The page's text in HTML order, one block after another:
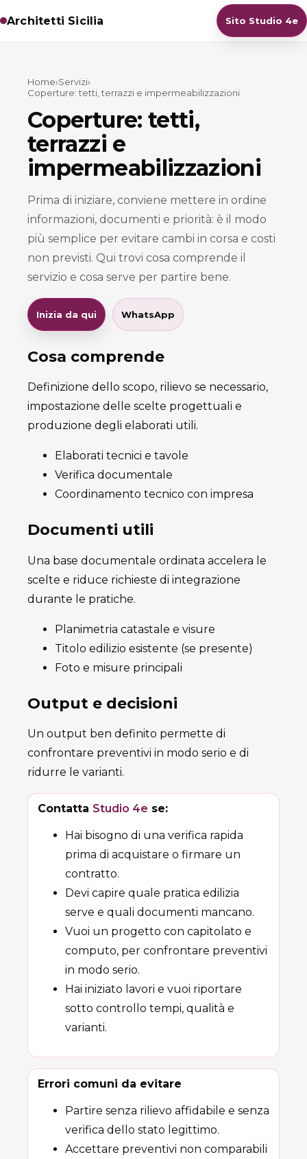
Architetti Sicilia Sito Studio 4e
Home›Servizi›
Coperture: tetti, terrazzi e impermeabilizzazioni
Coperture: tetti,
terrazzi e
impermeabilizzazioni
Prima di iniziare, conviene mettere in ordine
informazioni, documenti e priorità: è il modo
più semplice per evitare cambi in corsa e costi
non previsti. Qui trovi cosa comprende il
servizio e cosa serve per partire bene.
Inizia da qui WhatsApp
Cosa comprende
Definizione dello scopo, rilievo se necessario,
impostazione delle scelte progettuali e
produzione degli elaborati utili.
Elaborati tecnici e tavole
Verifica documentale
Coordinamento tecnico con impresa
Documenti utili
Una base documentale ordinata accelera le
scelte e riduce richieste di integrazione
durante le pratiche.
Planimetria catastale e visure
Titolo edilizio esistente (se presente)
Foto e misure principali
Output e decisioni
Un output ben definito permette di
confrontare preventivi in modo serio e di
ridurre le varianti.
Contatta Studio 4e se:
Hai bisogno di una verifica rapida
prima di acquistare o firmare un
contratto.
Devi capire quale pratica edilizia
serve e quali documenti mancano.
Vuoi un progetto con capitolato e
computo, per confrontare preventivi
in modo serio.
Hai iniziato lavori e vuoi riportare
sotto controllo tempi, qualità e
varianti.
Errori comuni da evitare
Partire senza rilievo affidabile e senza
verifica dello stato legittimo.
Accettare preventivi non comparabili